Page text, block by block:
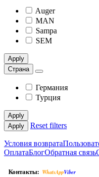
Auger
MAN
Sampa
SEM
Apply
Страна
Германия
Турция
Apply
Apply
Reset filters
Условия возврата
ОплатаБлогОбратная связь
Контакты: WhatsAppViber